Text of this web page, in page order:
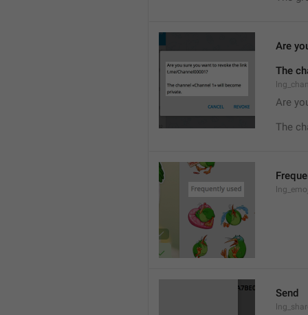
Are
The
Are
The
Send